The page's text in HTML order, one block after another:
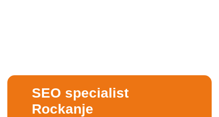
SEO specialist
Rockanje